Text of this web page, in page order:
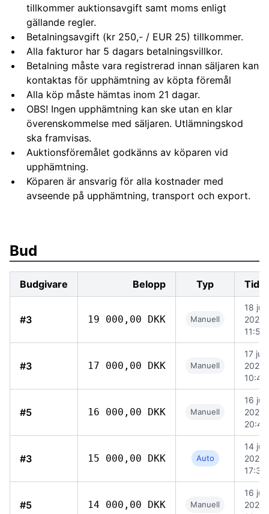
tillkommer auktionsavgift samt moms enligt
gällande regler.
Betalningsavgift (kr 250,- / EUR 25) tillkommer.
Alla fakturor har 5 dagars betalningsvillkor.
Betalning måste vara registrerad innan säljaren kan
kontaktas för upphämtning av köpta föremål
Alla köp måste hämtas inom 21 dagar.
OBS! Ingen upphämtning kan ske utan en klar
överenskommelse med säljaren. Utlämningskod
ska framvisas.
Auktionsföremålet godkänns av köparen vid
upphämtning.
Köparen är ansvarig för alla kostnader med
avseende på upphämtning, transport och export.
Bud
Budgivare Belopp Typ
#3 19 000,00 DKK Manuell
18 juni
2026
11:50
#3 17 000,00 DKK Manuell
17 juni
2026
10:48
#5 16 000,00 DKK Manuell
16 juni
2026
20:48
#3 15 000,00 DKK Auto
14 juni
2026
17:30
#5 14 000,00 DKK Manuell
16 juni
2026